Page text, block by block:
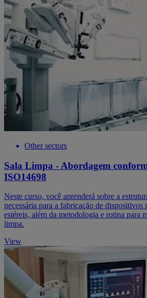
Other sectors
Sala Limpa - Abordagem
ISO14698
Neste curso, você aprenderá sobre a
necessária para a fabricação de dispositivos
estéreis, além da metodologia e rotina para
limpa.
View